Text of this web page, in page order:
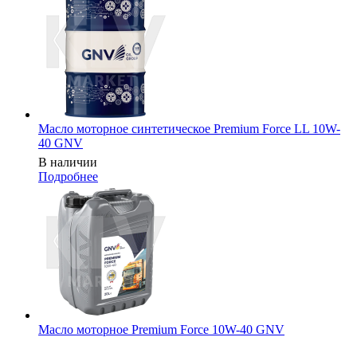
Масло моторное синтетическое Premium Force LL 10W-
40 GNV
В наличии
Подробнее
Масло моторное Premium Force 10W-40 GNV